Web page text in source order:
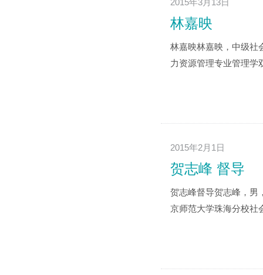
2015年3月13日
林嘉映
林嘉映林嘉映，中级社
力资源管理专业管理学
2015年2月1日
贺志峰 督导
贺志峰督导贺志峰，男
京师范大学珠海分校社